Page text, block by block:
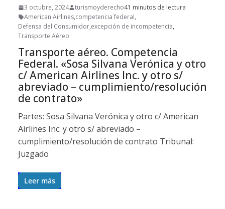
3 octubre, 2024 turismoyderecho41 minutos de lectura
American Airlines,competencia federal,
Defensa del Consumidor,excepción de incompetencia,
Transporte Aéreo
Transporte aéreo. Competencia
Federal. «Sosa Silvana Verónica y otro
c/ American Airlines Inc. y otro s/
abreviado – cumplimiento/resolución
de contrato»
Partes: Sosa Silvana Verónica y otro c/ American
Airlines Inc. y otro s/ abreviado –
cumplimiento/resolución de contrato Tribunal:
Juzgado
Leer más